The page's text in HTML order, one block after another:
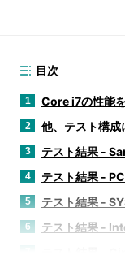
目次
1 Core i7の性能
2 他、テスト構成
3 テスト結果 -
4 テスト結果 -
5 テスト結果 -
6 テスト結果 -